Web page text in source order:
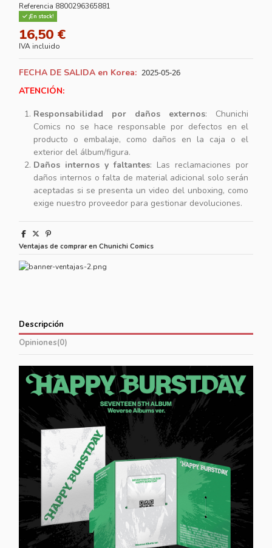
Referencia 8800296365881
¡En stock!
16,50 €
IVA incluido
FECHA DE SALIDA en Korea: 2025-05-26
ATENCIÓN:
Responsabilidad por daños externos: Chunichi
Comics no se hace responsable por defectos en el
producto o embalaje, como daños en la caja o el
exterior del álbum/figura.
Daños internos y faltantes: Las reclamaciones por
daños internos o falta de material adicional solo serán
aceptadas si se presenta un video del unboxing, como
exige nuestro proveedor para gestionar devoluciones.
Ventajas de comprar en Chunichi Comics
Descripción
Opiniones(0)